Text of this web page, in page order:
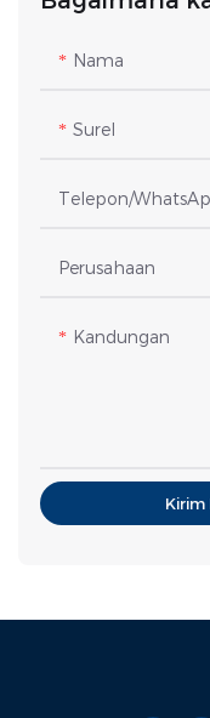
Nama
Surel
Telepon/
Perusahaan
Kandungan
Kirim